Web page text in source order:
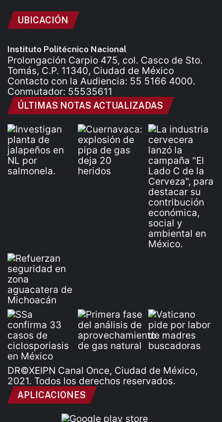
UBICACIÓN
Instituto Politécnico Nacional
Prolongación Carpio 475, col. Casco de Sto.
Tomás, C.P. 11340, Ciudad de México
Contacto con la Audiencia: 55 5166 4000.
Conmutador: 55535611
ÚLTIMAS NOTAS ACTUALIZADAS
DR©XEIPN Canal Once, Ciudad de México,
2021. Todos los derechos reservados.
APLICACIONES